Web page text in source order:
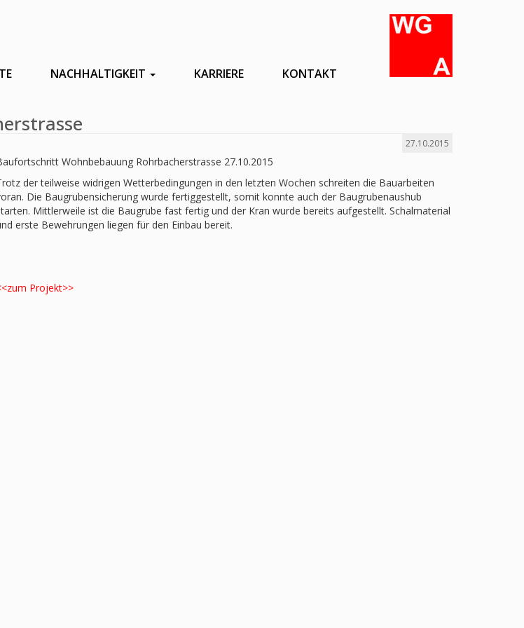
NACHHALTIGKEIT KARRIERE KONTAKT
27.10.2015
Wohnbebauung Rohrbacherstrasse 27.10.2015
der teilweise widrigen Wetterbedingungen in den letzten Wochen schreiten die Bauarbeiten
Die Baugrubensicherung wurde fertiggestellt, somit konnte auch der Baugrubenaushub
Mittlerweile ist die Baugrube fast fertig und der Kran wurde bereits aufgestellt. Schalmaterial
erste Bewehrungen liegen für den Einbau bereit.
Projekt>>